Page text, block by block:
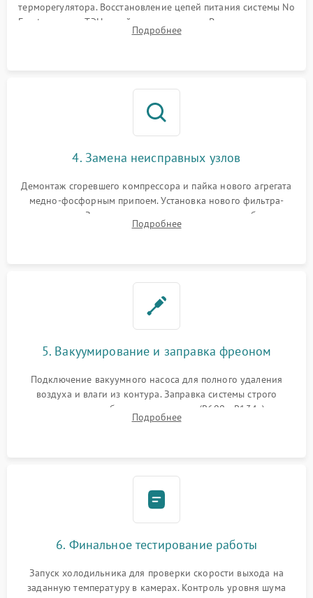
терморегулятора. Восстановление цепей питания системы No
Frost, включая ТЭН оттайки и вентилятор. Ремонт или замена
платы управления при сбоях алгоритмов.
Подробнее
4. Замена неисправных узлов
Демонтаж сгоревшего компрессора и пайка нового агрегата
медно-фосфорным припоем. Установка нового фильтра-
осушителя. Замена изношенных вентиляторов обдува,
сломанных заслонок или поврежденных дверных петель.
Подробнее
5. Вакуумирование и заправка фреоном
Подключение вакуумного насоса для полного удаления
воздуха и влаги из контура. Заправка системы строго
дозированным объемом хладагента (R600a, R134a) по
электронным весам. Контроль рабочего давления в системе.
Подробнее
6. Финальное тестирование работы
Запуск холодильника для проверки скорости выхода на
заданную температуру в камерах. Контроль уровня шума